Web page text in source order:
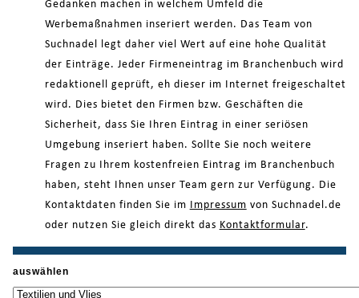
Gedanken machen in welchem Umfeld die
Werbemaßnahmen inseriert werden. Das Team von
Suchnadel legt daher viel Wert auf eine hohe Qualität
der Einträge. Jeder Firmeneintrag im Branchenbuch wird
redaktionell geprüft, eh dieser im Internet freigeschaltet
wird. Dies bietet den Firmen bzw. Geschäften die
Sicherheit, dass Sie Ihren Eintrag in einer seriösen
Umgebung inseriert haben. Sollte Sie noch weitere
Fragen zu Ihrem kostenfreien Eintrag im Branchenbuch
haben, steht Ihnen unser Team gern zur Verfügung. Die
Kontaktdaten finden Sie im
Impressum von Suchnadel.de
oder nutzen Sie gleich direkt das Kontaktformular.
auswählen